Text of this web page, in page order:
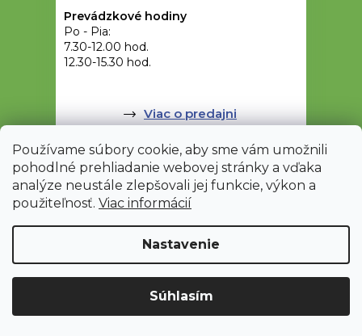
Používame súbory cookie, aby sme vám umožnili
pohodlné prehliadanie webovej stránky a vďaka
analýze neustále zlepšovali jej funkcie, výkon a
použiteľnosť. Viac informácií
Nastavenie
Súhlasím
Upozornenie: Z dôvodu sťahovania bude od 3. 8. do 12. 8. ZAVRETÉ
Prevádzkové hodiny
Po - Pia:
7.30-12.00 hod.
12.30-15.30 hod.
Viac o predajni
Doprava a platba